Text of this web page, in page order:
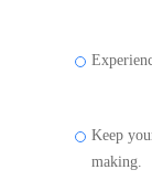
Keep
making.